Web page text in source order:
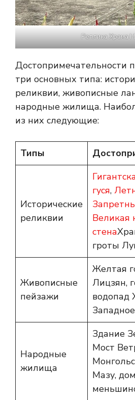
Реплика Храма
Достопримечательности
три основных типа:
реликвии, живописные
народные жилища.
из них следующие:
Типы
Исторические
реликвии
гуся,
Великая
стена
гроты
Живописные
пейзажи
Желтая
Лицзян,
водопад
Народные
жилища
Здание
Мост
Мазу,